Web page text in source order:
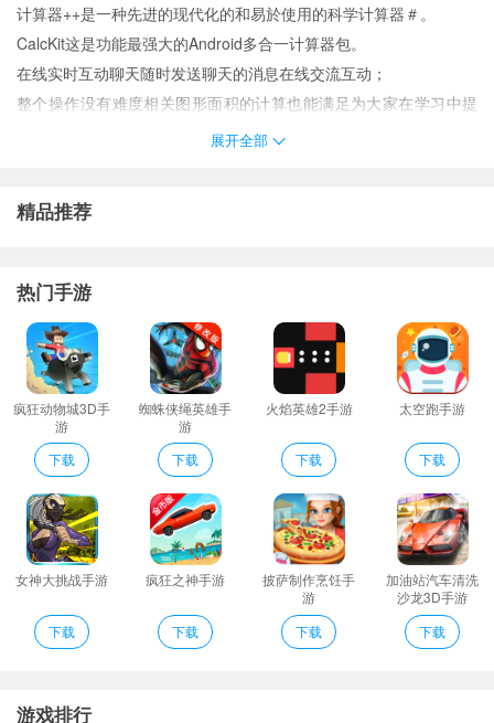
计算器++是一种先进的现代化的和易於使用的科学计算器＃。
CalcKit这是功能最强大的Android多合一计算器包。
在线实时互动聊天随时发送聊天的消息在线交流互动；
整个操作没有难度相关图形面积的计算也能满足为大家在学习中提
Calc计算器介绍
示。强大的搜索功能用户可以进行多功能自定义搜索资源。
3、丰富多样的个人中心功能有创建课程我写的课程我的订单收藏分
享等；
4、将重要的课程添加收藏以便随时进入收藏中播放课程视频学习；
5、视频区：站内收录了海量高清资源可在线播放
Calc计算器点评
G高清音质：三大运营商线路专业独立机房机柜
多种数据计算方法能快速计算各种数据让计算更方便提高计算的能
力；
科学计算器可以执行指数计算绘制图形用作计算器ES计算简单和高
进入应用的首页中立即查看推荐页面的小姐姐头像列表
展开全部
精品推荐
热门手游
疯狂动物城3D手
游
下载
蜘蛛侠绳英雄手
游
下载
火焰英雄2手游
下载
太空跑手游
下载
女神大挑战手游
下载
疯狂之神手游
下载
披萨制作烹饪手
游
下载
加油站汽车清洗
沙龙3D手游
下载
游戏排行